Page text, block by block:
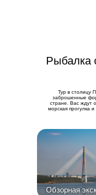
Рыбалка
Тур в столицу
заброшенные
стране. Вас ждут
морская прогулка
Обзорная